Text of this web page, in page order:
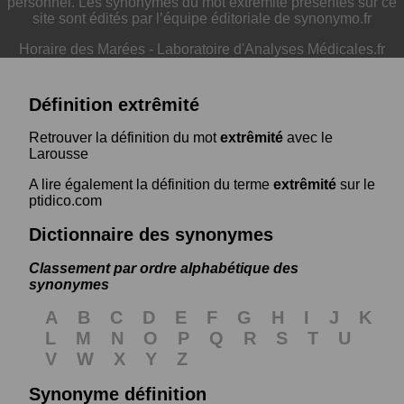
site sont édités par l’équipe éditoriale de synonymo.fr
Horaire des Marées - Laboratoire d'Analyses Médicales.fr
Définition extrêmité
Retrouver la définition du motextrêmité avec le
Larousse
A lire également la définition du terme extrêmité sur le
ptidico.com
Dictionnaire des synonymes
Classement par ordre alphabétique des
synonymes
A B C D E F G H I J
K
L
M N O P Q R S T
U
V
W X Y
Z
Synonyme définition